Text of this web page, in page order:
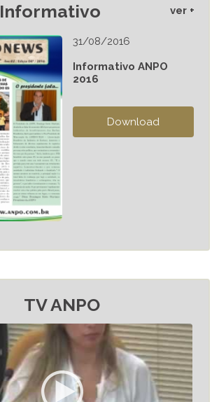
Informativo ver +
31/08/2016
Informativo ANPO
2016
TV ANPO